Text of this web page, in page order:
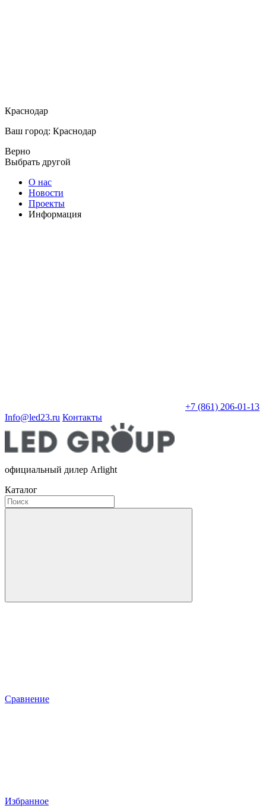
Краснодар
Ваш город: Краснодар
Верно
Выбрать другой
О нас
Новости
Проекты
Информация
+7 (861) 206-01-13
Info@led23.ru Контакты
официальный дилер Arlight
Каталог
Сравнение
Избранное